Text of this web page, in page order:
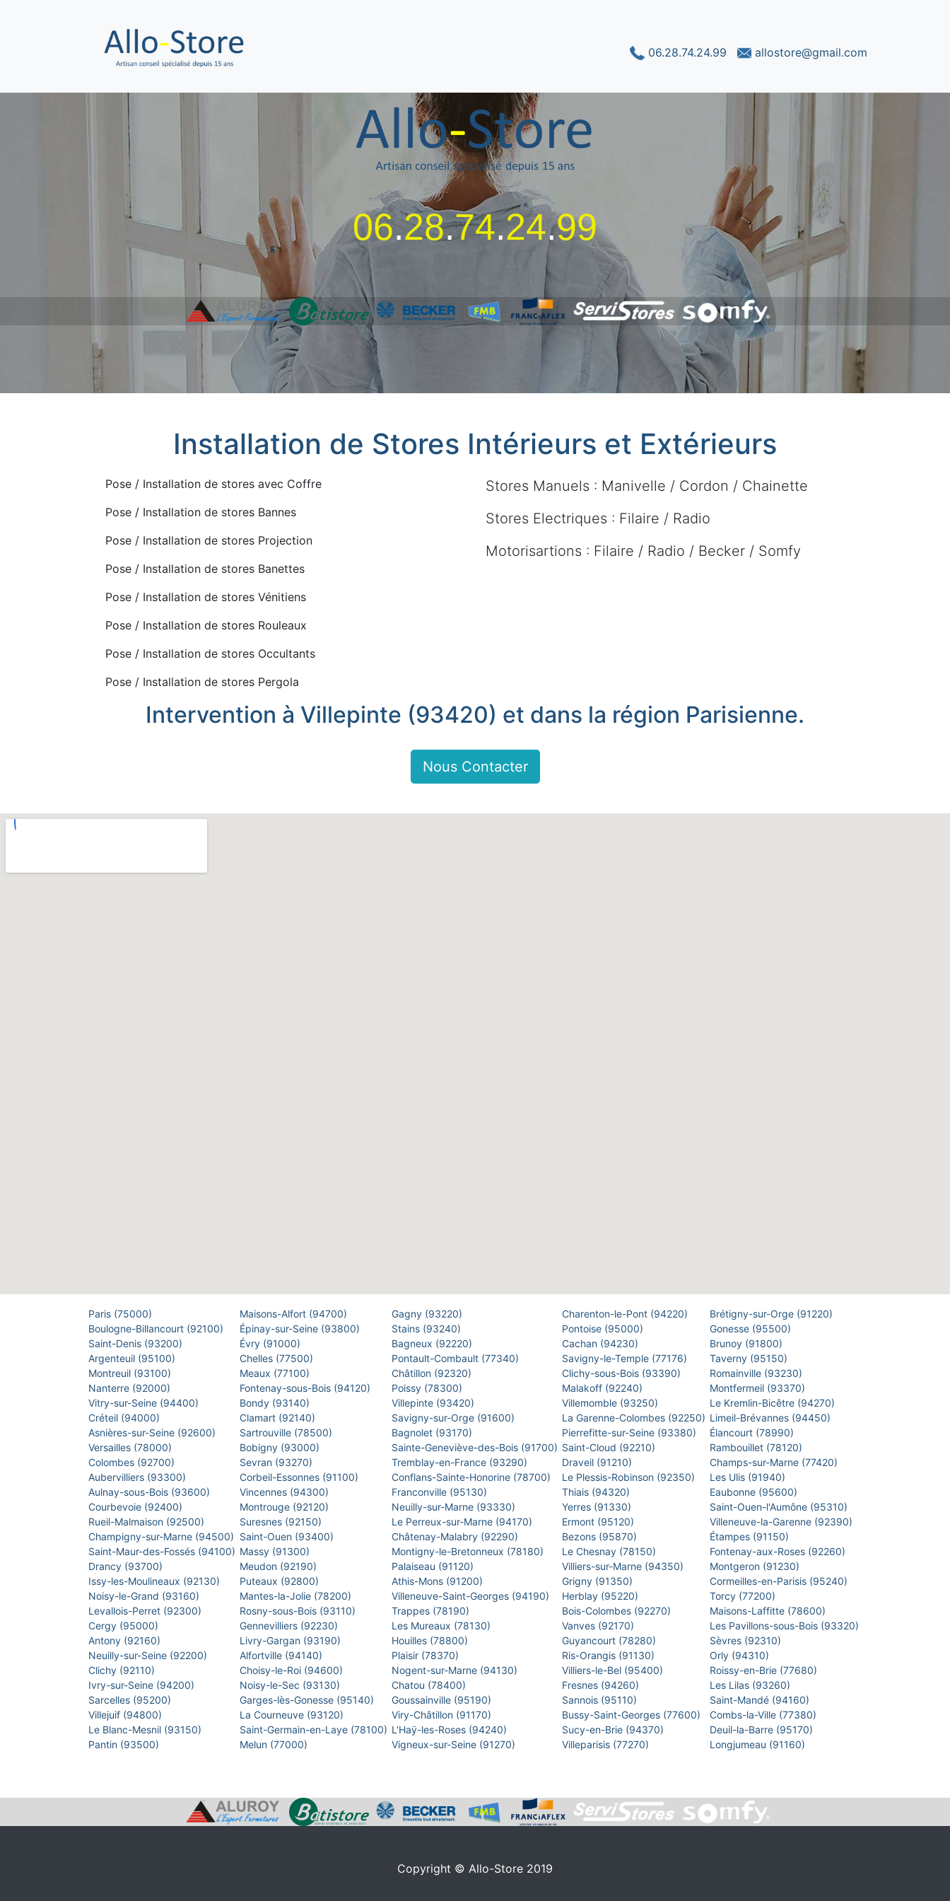
06.28.74.24.99 allostore@gmail.com
06.28.74.24.99
Installation de Stores Intérieurs et Extérieurs
Pose / Installation de stores avec Coffre
Pose / Installation de stores Bannes
Pose / Installation de stores Projection
Pose / Installation de stores Banettes
Pose / Installation de stores Vénitiens
Pose / Installation de stores Rouleaux
Pose / Installation de stores Occultants
Pose / Installation de stores Pergola
Stores Manuels : Manivelle / Cordon / Chainette
Stores Electriques : Filaire / Radio
Motorisartions : Filaire / Radio / Becker / Somfy
Intervention à Villepinte (93420) et dans la région Parisienne.
Nous Contacter
Paris (75000)
Boulogne-Billancourt (92100)
Saint-Denis (93200)
Argenteuil (95100)
Montreuil (93100)
Nanterre (92000)
Vitry-sur-Seine (94400)
Créteil (94000)
Asnières-sur-Seine (92600)
Versailles (78000)
Colombes (92700)
Aubervilliers (93300)
Aulnay-sous-Bois (93600)
Courbevoie (92400)
Rueil-Malmaison (92500)
Champigny-sur-Marne (94500)
Saint-Maur-des-Fossés (94100)
Drancy (93700)
Issy-les-Moulineaux (92130)
Noisy-le-Grand (93160)
Levallois-Perret (92300)
Cergy (95000)
Antony (92160)
Neuilly-sur-Seine (92200)
Clichy (92110)
Ivry-sur-Seine (94200)
Sarcelles (95200)
Villejuif (94800)
Le Blanc-Mesnil (93150)
Pantin (93500)
Maisons-Alfort (94700)
Épinay-sur-Seine (93800)
Évry (91000)
Chelles (77500)
Meaux (77100)
Fontenay-sous-Bois (94120)
Bondy (93140)
Clamart (92140)
Sartrouville (78500)
Bobigny (93000)
Sevran (93270)
Corbeil-Essonnes (91100)
Vincennes (94300)
Montrouge (92120)
Suresnes (92150)
Saint-Ouen (93400)
Massy (91300)
Meudon (92190)
Puteaux (92800)
Mantes-la-Jolie (78200)
Rosny-sous-Bois (93110)
Gennevilliers (92230)
Livry-Gargan (93190)
Alfortville (94140)
Choisy-le-Roi (94600)
Noisy-le-Sec (93130)
Garges-lès-Gonesse (95140)
La Courneuve (93120)
Saint-Germain-en-Laye (78100)
Melun (77000)
Gagny (93220)
Stains (93240)
Bagneux (92220)
Pontault-Combault (77340)
Châtillon (92320)
Poissy (78300)
Villepinte (93420)
Savigny-sur-Orge (91600)
Bagnolet (93170)
Sainte-Geneviève-des-Bois (91700)
Tremblay-en-France (93290)
Conflans-Sainte-Honorine (78700)
Franconville (95130)
Neuilly-sur-Marne (93330)
Le Perreux-sur-Marne (94170)
Châtenay-Malabry (92290)
Montigny-le-Bretonneux (78180)
Palaiseau (91120)
Athis-Mons (91200)
Villeneuve-Saint-Georges (94190)
Trappes (78190)
Les Mureaux (78130)
Houilles (78800)
Plaisir (78370)
Nogent-sur-Marne (94130)
Chatou (78400)
Goussainville (95190)
Viry-Châtillon (91170)
L'Haÿ-les-Roses (94240)
Vigneux-sur-Seine (91270)
Charenton-le-Pont (94220)
Pontoise (95000)
Cachan (94230)
Savigny-le-Temple (77176)
Clichy-sous-Bois (93390)
Malakoff (92240)
Villemomble (93250)
La Garenne-Colombes (92250)
Pierrefitte-sur-Seine (93380)
Saint-Cloud (92210)
Draveil (91210)
Le Plessis-Robinson (92350)
Thiais (94320)
Yerres (91330)
Ermont (95120)
Bezons (95870)
Le Chesnay (78150)
Villiers-sur-Marne (94350)
Grigny (91350)
Herblay (95220)
Bois-Colombes (92270)
Vanves (92170)
Guyancourt (78280)
Ris-Orangis (91130)
Villiers-le-Bel (95400)
Fresnes (94260)
Sannois (95110)
Bussy-Saint-Georges (77600)
Sucy-en-Brie (94370)
Villeparisis (77270)
Brétigny-sur-Orge (91220)
Gonesse (95500)
Brunoy (91800)
Taverny (95150)
Romainville (93230)
Montfermeil (93370)
Le Kremlin-Bicêtre (94270)
Limeil-Brévannes (94450)
Élancourt (78990)
Rambouillet (78120)
Champs-sur-Marne (77420)
Les Ulis (91940)
Eaubonne (95600)
Saint-Ouen-l'Aumône (95310)
Villeneuve-la-Garenne (92390)
Étampes (91150)
Fontenay-aux-Roses (92260)
Montgeron (91230)
Cormeilles-en-Parisis (95240)
Torcy (77200)
Maisons-Laffitte (78600)
Les Pavillons-sous-Bois (93320)
Sèvres (92310)
Orly (94310)
Roissy-en-Brie (77680)
Les Lilas (93260)
Saint-Mandé (94160)
Combs-la-Ville (77380)
Deuil-la-Barre (95170)
Longjumeau (91160)
Copyright © Allo-Store 2019